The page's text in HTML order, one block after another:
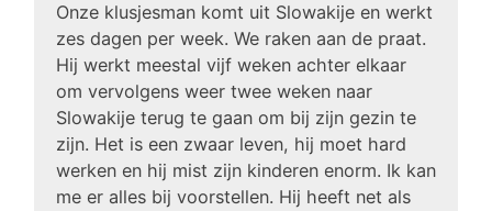
Onze klusjesman komt uit Slowakije en werkt
zes dagen per week. We raken aan de praat.
Hij werkt meestal vijf weken achter elkaar
om vervolgens weer twee weken naar
Slowakije terug te gaan om bij zijn gezin te
zijn. Het is een zwaar leven, hij moet hard
werken en hij mist zijn kinderen enorm. Ik kan
me er alles bij voorstellen. Hij heeft net als